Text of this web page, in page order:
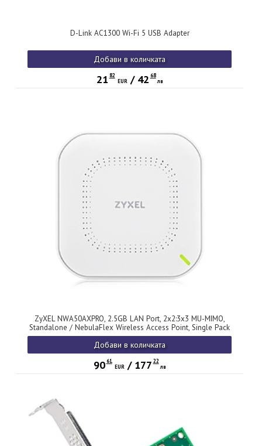
D-Link AC1300 Wi-Fi 5 USB Adapter
Добави в количката
21 82
EUR/ 42 68
лв
ZyXEL NWA50AXPRO, 2.5GB LAN Port, 2x2:3x3 MU-MIMO,
Standalone / NebulaFlex Wireless Access Point, Single Pack
include Power Adaptor, EU and UK, ROHS
Добави в количката
90 61
EUR/ 177 22
лв